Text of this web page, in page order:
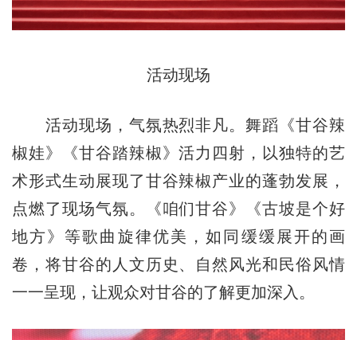
活动现场
活动现场，气氛热烈非凡。舞蹈《甘谷辣
椒娃》《甘谷踏辣椒》活力四射，以独特的艺
术形式生动展现了甘谷辣椒产业的蓬勃发展，
点燃了现场气氛。《咱们甘谷》《古坡是个好
地方》等歌曲旋律优美，如同缓缓展开的画
卷，将甘谷的人文历史、自然风光和民俗风情
一一呈现，让观众对甘谷的了解更加深入。